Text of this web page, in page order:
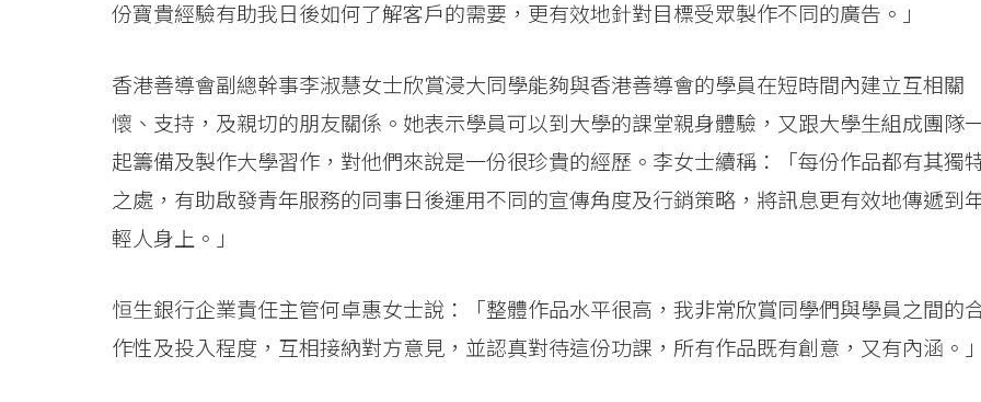
份寶貴經驗有助我日後如何了解客戶的需要，更有效地針對目標受眾製作不同的廣告。」
香港善導會副總幹事李淑慧女士欣賞浸大同學能夠與香港善導會的學員在短時間內建立互相關
懷、支持，及親切的朋友關係。她表示學員可以到大學的課堂親身體驗，又跟大學生組成團隊
起籌備及製作大學習作，對他們來說是一份很珍貴的經歷。李女士續稱：「每份作品都有其獨
之處，有助啟發青年服務的同事日後運用不同的宣傳角度及行銷策略，將訊息更有效地傳遞到
輕人身上。」
恒生銀行企業責任主管何卓惠女士說：「整體作品水平很高，我非常欣賞同學們與學員之間的
作性及投入程度，互相接納對方意見，並認真對待這份功課，所有作品既有創意，又有內涵。